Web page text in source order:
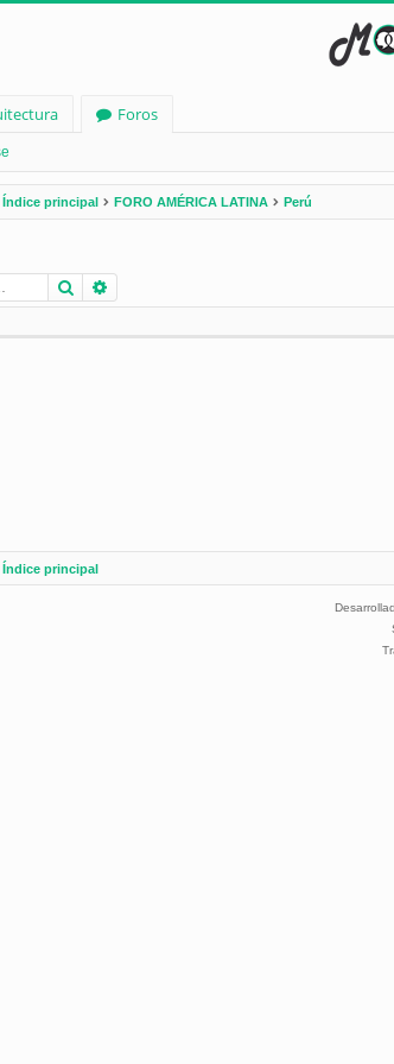
Foros
Índice principal FORO AMÉRICA LATINA Perú
Buscar
Índice principal